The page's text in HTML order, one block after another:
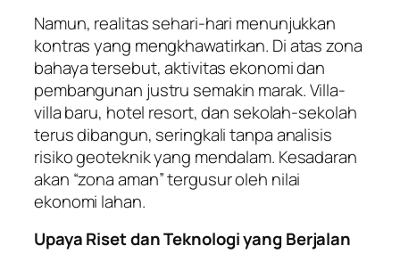
Namun, realitas sehari-hari menunjukkan
kontras yang mengkhawatirkan. Di atas zona
bahaya tersebut, aktivitas ekonomi dan
pembangunan justru semakin marak. Villa-
villa baru, hotel resort, dan sekolah-sekolah
terus dibangun, seringkali tanpa analisis
risiko geoteknik yang mendalam. Kesadaran
akan “zona aman” tergusur oleh nilai
ekonomi lahan.
Upaya Riset dan Teknologi yang Berjalan